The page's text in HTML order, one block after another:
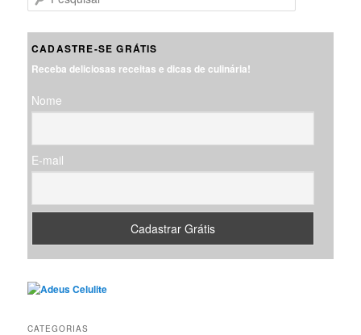
e
u
a
CADASTRE-SE GRÁTIS
Receba deliciosas receitas e dicas de culinária!
Nome
E-mail
CATEGORIAS